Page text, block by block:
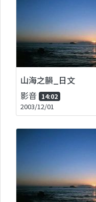
山海之韻_日文
影音 14:02
2003/12/01